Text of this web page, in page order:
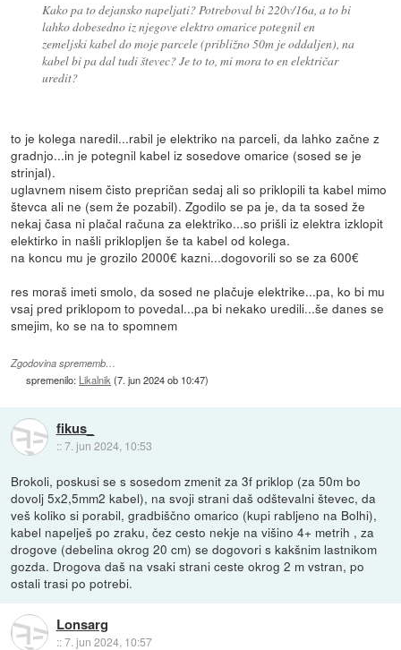
Kako pa to dejansko napeljati? Potreboval bi 220v/16a, a to bi
lahko dobesedno iz njegove elektro omarice potegnil en
zemeljski kabel do moje parcele (približno 50m je oddaljen), na
kabel bi pa dal tudi števec? Je to to, mi mora to en električar
uredit?
to je kolega naredil...rabil je elektriko na parceli, da lahko začne z
gradnjo...in je potegnil kabel iz sosedove omarice (sosed se je
strinjal).
uglavnem nisem čisto prepričan sedaj ali so priklopili ta kabel mimo
števca ali ne (sem že pozabil). Zgodilo se pa je, da ta sosed že
nekaj časa ni plačal računa za elektriko...so prišli iz elektra izklopit
elektirko in našli priklopljen še ta kabel od kolega.
na koncu mu je grozilo 2000€ kazni...dogovorili so se za 600€
res moraš imeti smolo, da sosed ne plačuje elektrike...pa, ko bi mu
vsaj pred priklopom to povedal...pa bi nekako uredili...še danes se
smejim, ko se na to spomnem
Zgodovina sprememb…
spremenilo: Likalnik (7. jun 2024 ob 10:47)
fikus_
::7. jun 2024, 10:53
Brokoli, poskusi se s sosedom zmenit za 3f priklop (za 50m bo
dovolj 5x2,5mm2 kabel), na svoji strani daš odštevalni števec, da
veš koliko si porabil, gradbiščno omarico (kupi rabljeno na Bolhi),
kabel napelješ po zraku, čez cesto nekje na višino 4+ metrih , za
drogove (debelina okrog 20 cm) se dogovori s kakšnim lastnikom
gozda. Drogova daš na vsaki strani ceste okrog 2 m vstran, po
ostali trasi po potrebi.
Lonsarg
::7. jun 2024, 10:57